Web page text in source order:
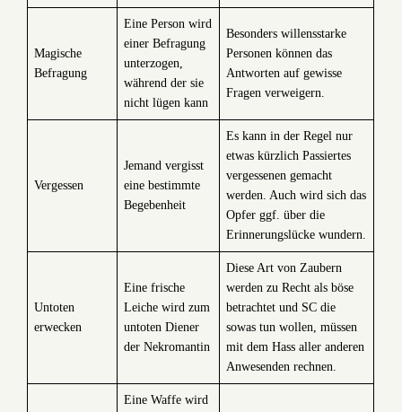
Magische
Befragung
Eine Person wird
einer Befragung
unterzogen,
während der sie
nicht lügen kann
Besonders willensstarke
Personen können das
Antworten auf gewisse
Fragen verweigern.
Vergessen
Jemand vergisst
eine bestimmte
Begebenheit
Es kann in der Regel nur
etwas kürzlich Passiertes
vergessenen gemacht
werden. Auch wird sich das
Opfer ggf. über die
Erinnerungslücke wundern.
Untoten
erwecken
Eine frische
Leiche wird zum
untoten Diener
der Nekromantin
Diese Art von Zaubern
werden zu Recht als böse
betrachtet und SC die
sowas tun wollen, müssen
mit dem Hass aller anderen
Anwesenden rechnen.
Eine Waffe wird